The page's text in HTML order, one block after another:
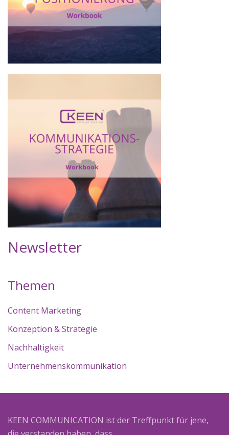
Newsletter
Themen
Content Marketing
Konzeption & Strategie
Nachhaltigkeit
Unternehmenskommunikation
KEEN COMMUNICATION ist der Treffpunkt für jene,